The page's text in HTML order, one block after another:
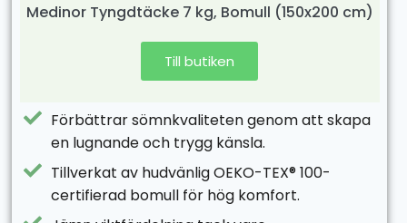
Medinor Tyngdtäcke 7 kg, Bomull (150x200 cm)
Till butiken
Förbättrar sömnkvaliteten genom att skapa
en lugnande och trygg känsla.
Tillverkat av hudvänlig OEKO-TEX® 100-
certifierad bomull för hög komfort.